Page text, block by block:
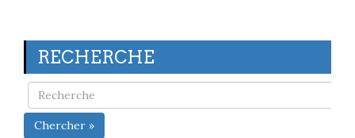
RECHERCHE
Chercher »